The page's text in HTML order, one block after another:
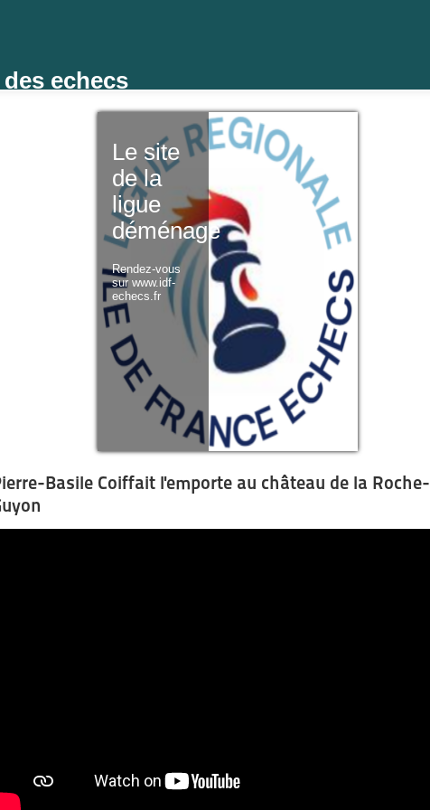
echecs
Le site
de la
ligue
déménage
Rendez-vous
sur www.idf-
echecs.fr
Basile Coiffait l'emporte au château de la Roche-